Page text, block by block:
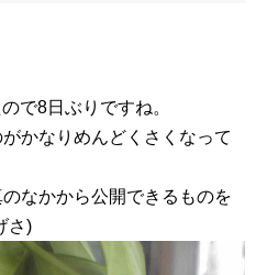
で8日ぶりですね。
かなりめんどくさくなって
なかから公開できるものを
さ)